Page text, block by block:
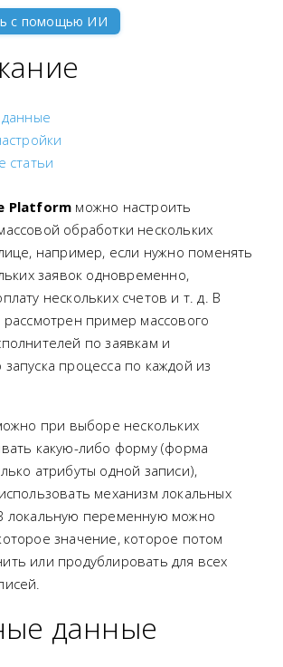
с помощью ИИ
статьи
Platform можно настроить
обработки нескольких
например, если нужно поменять
заявок одновременно,
нескольких счетов и т. д. В
рассмотрен пример массового
по заявкам и
процесса по каждой из
при выборе нескольких
какую-либо форму (форма
атрибуты одной записи),
механизм локальных
локальную переменную можно
значение, которое потом
или продублировать для всех
данные